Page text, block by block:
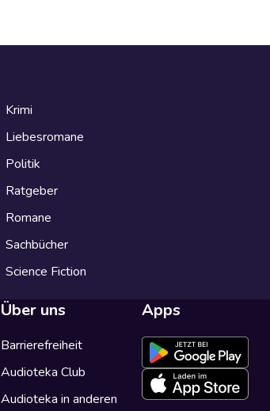
Krimi
Liebesromane
Politik
Ratgeber
Romane
Sachbücher
Science Fiction
Über uns
Barrierefreiheit
Audioteka Club
Audioteka in anderen
Apps